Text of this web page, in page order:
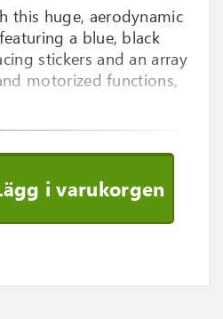
this huge, aerodynamic
a blue, black
stickers and an array
motorized functions,
i varukorgen